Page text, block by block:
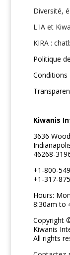
Diversité,
L'IA et
KIRA :
Politique
Conditions
Kiwanis
3636
46268-
+1-800-
+1-317-
Hours:
8:30am to
Copyright
Kiwanis
All rights